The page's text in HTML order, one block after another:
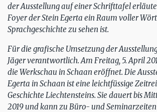
der Ausstellung auf einer Schrifttafel
Foyer der Stein Egerta ein Raum voller
Sprachgeschichte zu sehen ist.
Für die grafische Umsetzung der
Jäger verantwortlich. Am Freitag, 5. April
die Werkschau in Schaan eröffnet. Die
Egerta in Schaan ist eine leichtfüssige
Geschichte Liechtensteins. Sie dauert bis
2019 und kann zu Büro- und